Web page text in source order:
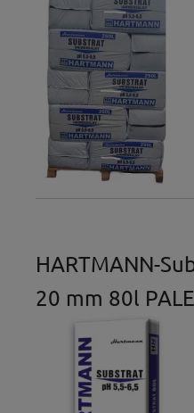
HARTMANN-
20 mm 80l